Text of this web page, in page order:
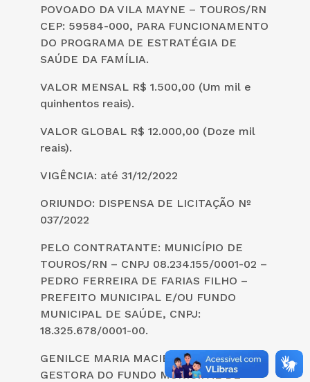
POVOADO DA VILA MAYNE – TOUROS/RN
CEP: 59584-000, PARA FUNCIONAMENTO
DO PROGRAMA DE ESTRATÉGIA DE
SAÚDE DA FAMÍLIA.
VALOR MENSAL R$ 1.500,00 (Um mil e
quinhentos reais).
VALOR GLOBAL R$ 12.000,00 (Doze mil
reais).
VIGÊNCIA: até 31/12/2022
ORIUNDO: DISPENSA DE LICITAÇÃO Nº
037/2022
PELO CONTRATANTE: MUNICÍPIO DE
TOUROS/RN – CNPJ 08.234.155/0001-02 –
PEDRO FERREIRA DE FARIAS FILHO –
PREFEITO MUNICIPAL E/OU FUNDO
MUNICIPAL DE SAÚDE, CNPJ:
18.325.678/0001-00.
GENILCE MARIA MACIEL DE ALMEIDA –
GESTORA DO FUNDO MUNICIPAL DE